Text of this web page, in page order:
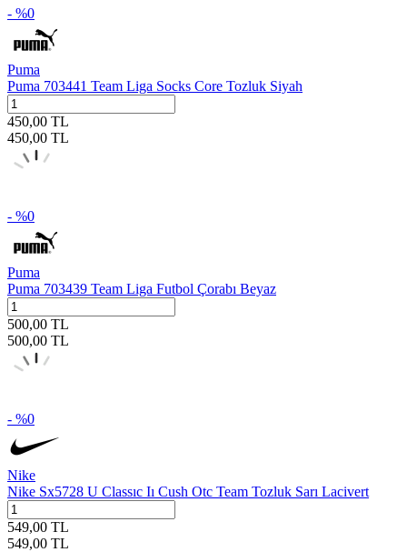
- %0
Puma
Puma 703441 Team Liga Socks Core Tozluk Siyah
450,00 TL
450,00 TL
- %0
Puma
Puma 703439 Team Liga Futbol Çorabı Beyaz
500,00 TL
500,00 TL
- %0
Nike
Nike Sx5728 U Classıc Iı Cush Otc Team Tozluk Sarı Lacivert
549,00 TL
549,00 TL